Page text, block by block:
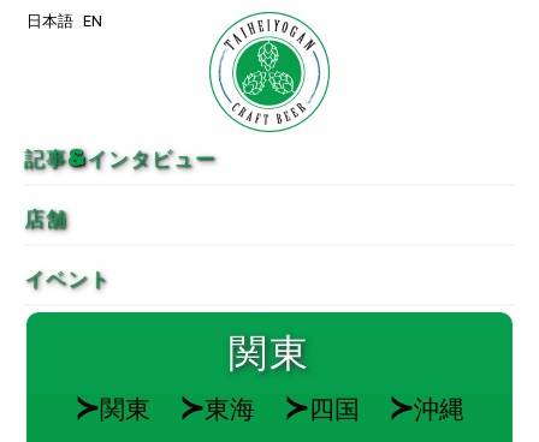
記事&インタビュー
店舗
イベント
日本語 EN
関東
≻関東 ≻東海 ≻四国 ≻沖縄